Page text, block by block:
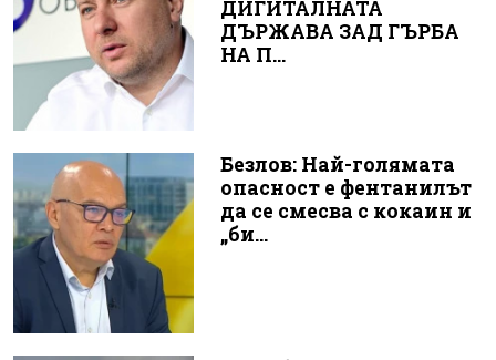
ДИГИТАЛНАТА
ДЪРЖАВА ЗАД ГЪРБА
НА П...
Безлов: Най-голямата
опасност е фентанилът
да се смесва с кокаин и
„би...